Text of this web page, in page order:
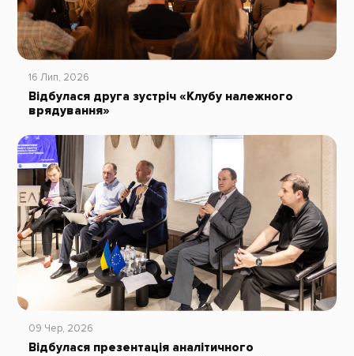
16 Лип, 2026
Відбулася друга зустріч «Клубу належного
врядування»
09 Чер, 2026
Відбулася презентація аналітичного